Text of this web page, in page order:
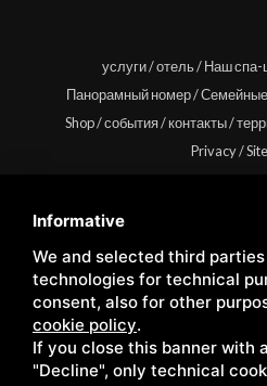
Informative
We and selected third
technologies for technical
consent, also for other
cookie policy.
If you close this banner with
"Decline", only technical
услуги/отель/Наш спа-
Панорамный номер/
Shop/события/контакты/
Privacy/
Copyright © Wellness Center
Località Casanova 6/c | 53027